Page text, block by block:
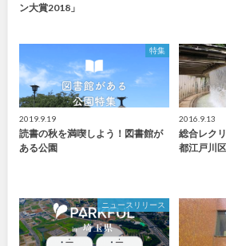
ン大賞2018」
特集
2019.9.19
読書の秋を満喫しよう！図書館が
ある公園
2016.9.13
総合レク
都江戸川区
ニュースリリース